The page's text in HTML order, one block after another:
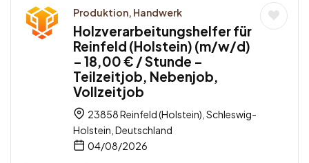
Produktion, Handwerk
Holzverarbeitungshelfer für
Reinfeld (Holstein) (m/w/d)
– 18,00 € / Stunde –
Teilzeitjob, Nebenjob,
Vollzeitjob
23858 Reinfeld (Holstein), Schleswig-
Holstein, Deutschland
04/08/2026